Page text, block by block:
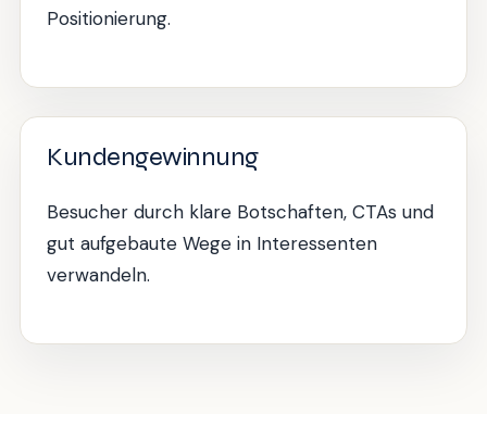
Positionierung.
Kundengewinnung
Besucher durch klare Botschaften, CTAs und
gut aufgebaute Wege in Interessenten
verwandeln.